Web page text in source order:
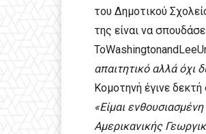
του Δημοτικού
της είναι να
απαιτητικό αλλά όχι
Κομοτηνή έγινε
«Είμαι
Αμερικανικής